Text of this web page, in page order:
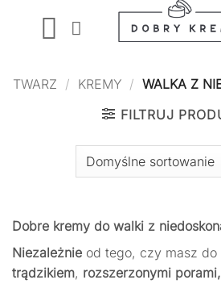
TWARZ / KREMY / WALKA Z
FILTRUJ
Dobre kremy do walki z
Niezależnie od tego, czy masz do
trądzikiem, rozszerzonymi porami,